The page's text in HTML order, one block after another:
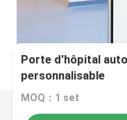
Porte d'hôpital
personnalisable
MOQ：1 set